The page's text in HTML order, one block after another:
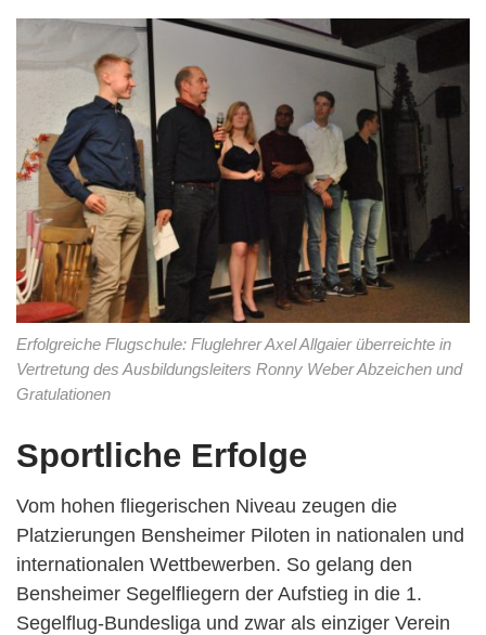
Erfolgreiche Flugschule: Fluglehrer Axel Allgaier überreichte in
Vertretung des Ausbildungsleiters Ronny Weber Abzeichen und
Gratulationen
Sportliche Erfolge
Vom hohen fliegerischen Niveau zeugen die
Platzierungen Bensheimer Piloten in nationalen und
internationalen Wettbewerben. So gelang den
Bensheimer Segelfliegern der Aufstieg in die 1.
Segelflug-Bundesliga und zwar als einziger Verein